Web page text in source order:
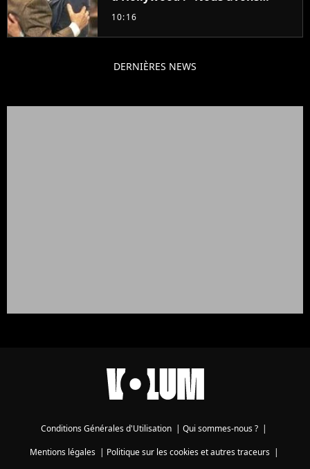
avancé jour après jour, et les
décennies"
10:16
DERNIÈRES NEWS
Conditions Générales d'Utilisation | Qui sommes-nous ? |
Mentions légales| Politique sur les cookies et autres traceurs|